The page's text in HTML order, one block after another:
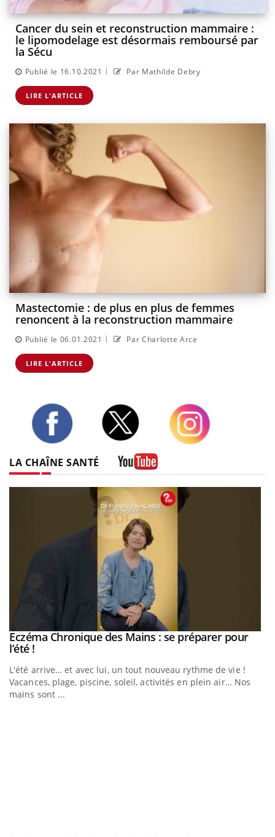
Cancer du sein et reconstruction mammaire :
le lipomodelage est désormais remboursé par
la Sécu
Publié le 16.10.2021 | Par Mathilde Debry
LIRE L'ARTICLE
Mastectomie : de plus en plus de femmes
renoncent à la reconstruction mammaire
Publié le 06.01.2021 | Par Charlotte Arce
LIRE L'ARTICLE
LA CHAÎNE SANTÉ
Youtube
Eczéma Chronique des Mains : se préparer pour
l’été !Youtube
L'été arrive… et avec lui, un tout nouveau rythme de vie !
Vacances, plage, piscine, soleil, activités en plein air… Nos
mains sont ...